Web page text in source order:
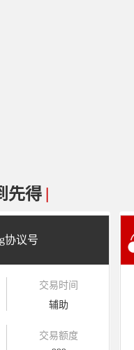
先得 |
协议号
交易时间
辅助
交易额度